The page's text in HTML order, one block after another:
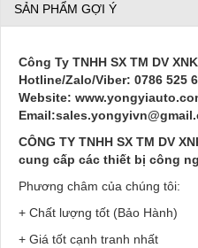
SẢN PHẨM GỢI Ý
Công Ty TNHH SX TM DV
Hotline/Zalo/Viber: 0786 525
Website:
CÔNG TY TNHH SX TM DV
cung cấp các thiết bị công
Phương châm của chúng tôi:
+ Chất lượng tốt (Bảo Hành)
+ Giá tốt cạnh tranh nhất